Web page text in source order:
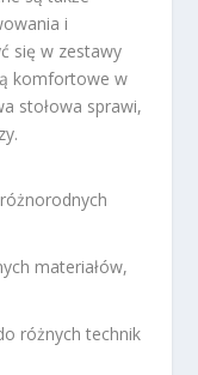
i
się w zestawy
komfortowe w
stołowa sprawi,
materiałów,
różnych technik